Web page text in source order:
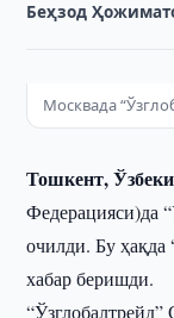
Беҳзод
Москвада
Тошкент,
Федерацияси)да
очилди. Бу
хабар беришди.